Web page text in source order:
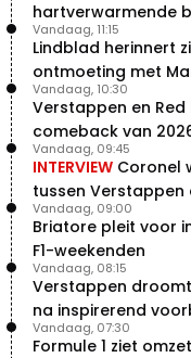
hartverwarmende
overstap naar Red
Lindblad herinnert
ontmoeting met
echt begonnen"
Vandaag, 11:15
Verstappen en
comeback van
Vandaag, 10:30
INTERVIEW Coronel
tussen Verstappen
niet dat niveau"
Vandaag, 09:45
Briatore pleit voor
F1-weekenden
Vandaag, 09:00
Verstappen
na inspirerend
Vandaag, 08:15
Formule 1 ziet
Vandaag, 07:30